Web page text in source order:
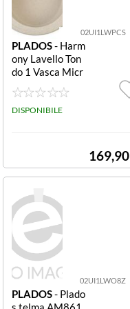
02UI1LWPCS
PLADOS- Harm
ony Lavello Ton
do 1 Vasca Micr
oultragranit Ave
na NK05110 U
G 94 - MICROU
DISPONIBILE
169,90
02UI1LWO8Z
PLADOS- Plado